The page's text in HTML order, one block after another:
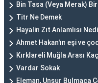
Bin Tasa (Veya Merak)
Titr Ne Demek
Hayalin Zıt Anlamlısı
Ahmet Hakan'ın eşi ve
Kırklareli Muğla Arası
Vardar Sokak
Eleman, Unsur Bulmaca